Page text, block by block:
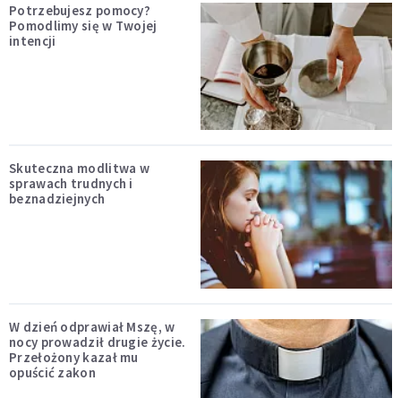
Potrzebujesz pomocy?
Pomodlimy się w Twojej
intencji
Skuteczna modlitwa w
sprawach trudnych i
beznadziejnych
W dzień odprawiał Mszę, w
nocy prowadził drugie życie.
Przełożony kazał mu
opuścić zakon